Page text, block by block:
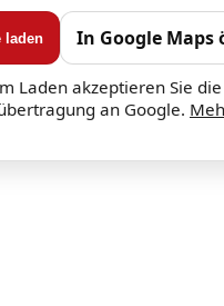
laden In Google Maps
Laden akzeptieren Sie die
an Google.